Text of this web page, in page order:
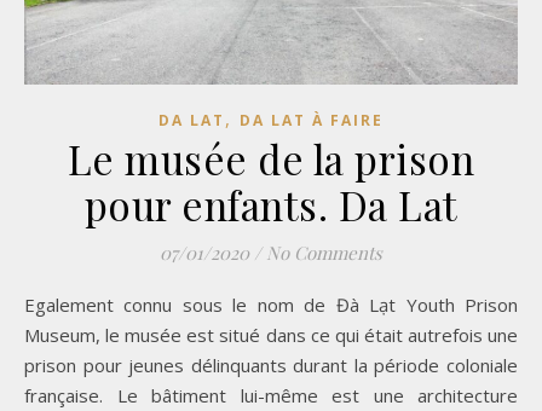
DA LAT , DA LAT À FAIRE
Le musée de la prison
pour enfants. Da Lat
07/01/2020 / No Comments
Egalement connu sous le nom de Đà Lạt Youth Prison
Museum, le musée est situé dans ce qui était autrefois une
prison pour jeunes délinquants durant la période coloniale
française. Le bâtiment lui-même est une architecture